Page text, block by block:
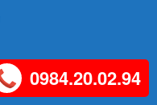
0984.20.02.94